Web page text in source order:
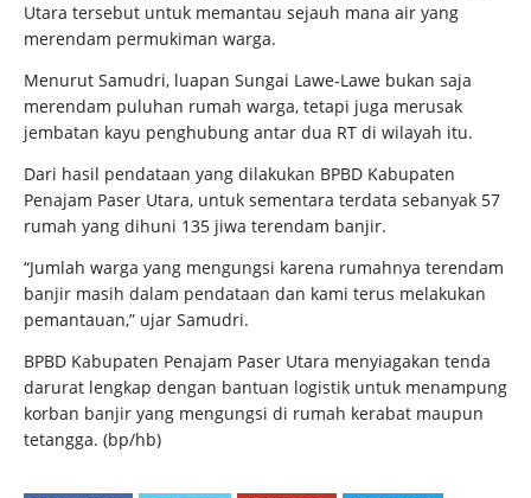
Utara tersebut untuk memantau sejauh mana air yang
merendam permukiman warga.
Menurut Samudri, luapan Sungai Lawe-Lawe bukan saja
merendam puluhan rumah warga, tetapi juga merusak
jembatan kayu penghubung antar dua RT di wilayah itu.
Dari hasil pendataan yang dilakukan BPBD Kabupaten
Penajam Paser Utara, untuk sementara terdata sebanyak 57
rumah yang dihuni 135 jiwa terendam banjir.
“Jumlah warga yang mengungsi karena rumahnya terendam
banjir masih dalam pendataan dan kami terus melakukan
pemantauan,” ujar Samudri.
BPBD Kabupaten Penajam Paser Utara menyiagakan tenda
darurat lengkap dengan bantuan logistik untuk menampung
korban banjir yang mengungsi di rumah kerabat maupun
tetangga. (bp/hb)